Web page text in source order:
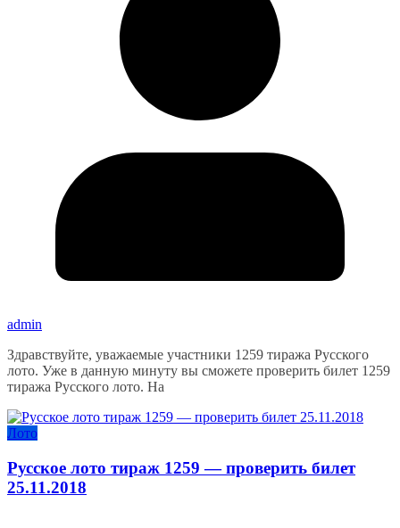
admin
Здравствуйте, уважаемые участники 1259 тиража Русского
лото. Уже в данную минуту вы сможете проверить билет 1259
тиража Русского лото. На
Лото
Русское лото тираж 1259 — проверить билет
25.11.2018